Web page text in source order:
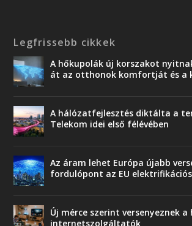
Legfrissebb cikkek
A hőkupolák új korszakot
át az otthonok komfortját és a
A hálózatfejlesztés diktálta a
Telekom idei első félévében
Az áram lehet Európa újabb
fordulópont az EU
Új mérce szerint versenyeznek a
internetszolgáltatók